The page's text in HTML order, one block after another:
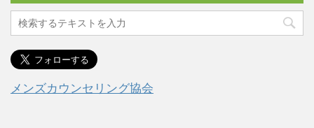
メンズカウンセリング協会